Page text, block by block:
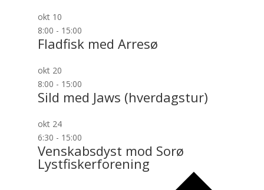
okt 10
8:00 - 15:00
Fladfisk med Arresø
okt 20
8:00 - 15:00
Sild med Jaws (hverdagstur)
okt 24
6:30 - 15:00
Venskabsdyst mod Sorø
Lystfiskerforening